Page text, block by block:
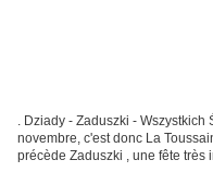
. Dziady - Zaduszki -
novembre, c'est donc La
précède Zaduszki , une fête très